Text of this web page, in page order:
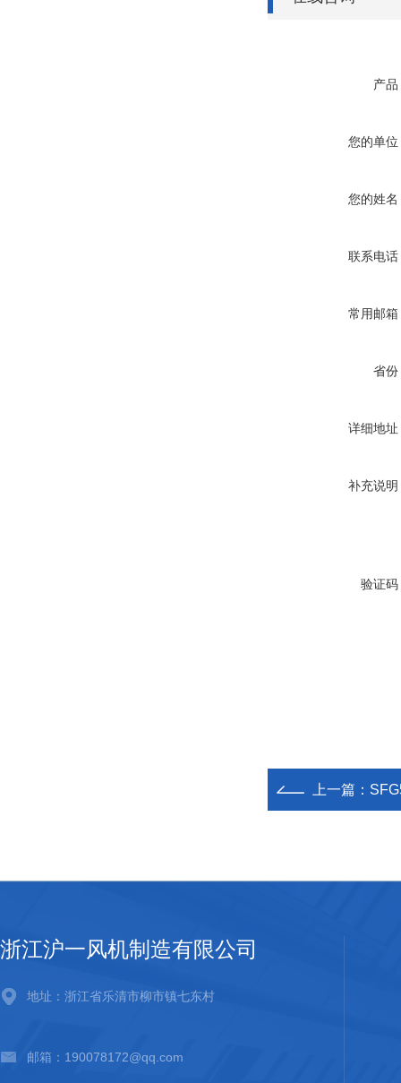
产品
您的单位
您的姓名
联系电话
常用邮箱
省份
详细地址
补充说明
验证码
上一篇：
浙江沪一风机制造有限公司
地址：浙江省乐清市柳市镇七东村
邮箱：190078172@qq.com